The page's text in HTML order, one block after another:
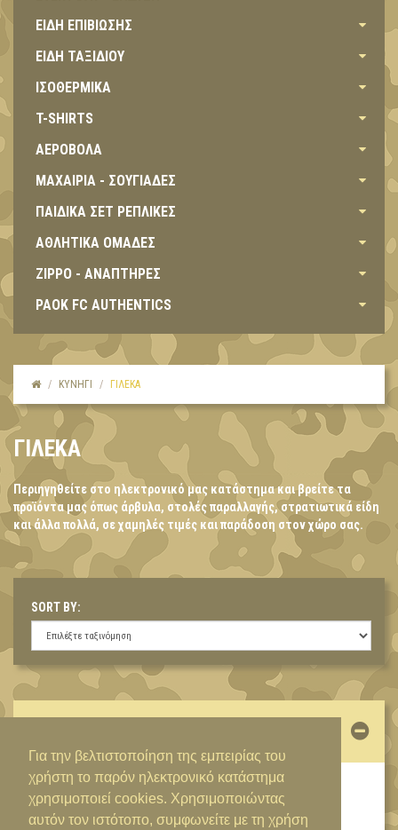
Για την βελτιστοποίηση της εμπειρίας του
χρήστη το παρόν ηλεκτρονικό κατάστημα
χρησιμοποιεί cookies. Χρησιμοποιώντας
αυτόν τον ιστότοπο, συμφωνείτε με τη χρήση
ΕΙΔΗ ΕΠΙΒΙΩΣΗΣ
ΕΙΔΗ ΤΑΞΙΔΙΟΥ
ΙΣΟΘΕΡΜΙΚΑ
T-SHIRTS
ΑΕΡΟΒΟΛΑ
ΜΑΧΑΙΡΙΑ - ΣΟΥΓΙΑΔΕΣ
ΠΑΙΔΙΚΑ ΣΕΤ ΡΕΠΛΙΚΕΣ
ΑΘΛΗΤΙΚΑ ΟΜΑΔΕΣ
ZIPPO - ΑΝΑΠΤΗΡΕΣ
PAOK FC AUTHENTICS
ΚΥΝΗΓΙ ΓΙΛΕΚΑ
ΓΙΛΕΚΑ
Περιηγηθείτε στο ηλεκτρονικό μας κατάστημα και βρείτε τα
προϊόντα μας όπως άρβυλα, στολές παραλλαγής, στρατιωτικά είδη
και άλλα πολλά, σε χαμηλές τιμές και παράδοση στον χώρο σας.
SORT BY:
ΕΊΣΟΔΟΣ / ΔΗΜΙΟΥΡΓΊΑ ΛΟΓΑΡΙΑΣΜΟΎ